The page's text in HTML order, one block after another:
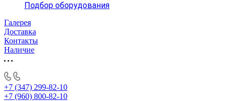
Подбор оборудования
Галерея
Доставка
Контакты
Наличие
+7 (347) 299-82-10
+7 (960) 800-82-10